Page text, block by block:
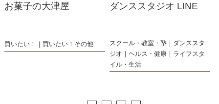
お菓子の大津屋
買いたい！ 買いたい！その他
ダンススタジオ LINE
スクール・教室・塾
ダンススタ
ジオ
ヘルス・健康
ライフスタ
イル・生活